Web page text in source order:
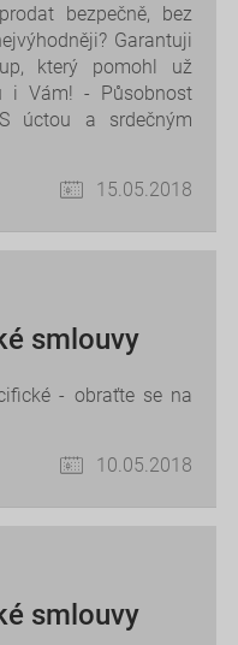
bezpečně, bez
Garantuji
který pomohl už
i Vám! - Působnost
úctou a srdečným
15.05.2018
smlouvy
- obraťte se na
10.05.2018
smlouvy